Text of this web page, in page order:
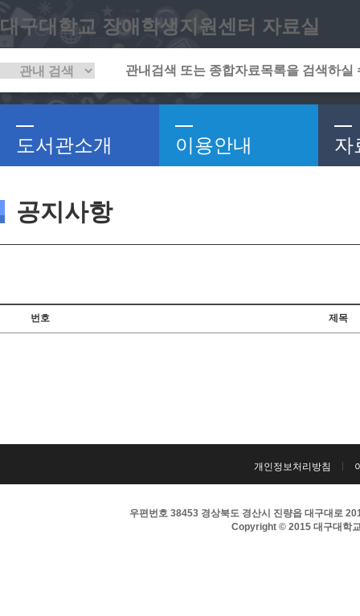
대구대학교 장애학생지원센터 자료실
도서관소개 이용안내 자
공지사항
번호 제목
개인정보처리방침
우편번호 38453 경상북도 경산시 진량읍 대구대로
Copyright © 2015 대구대학